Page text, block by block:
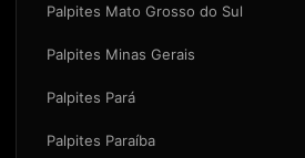
Palpites Mato Grosso do Sul
Palpites Minas Gerais
Palpites Pará
Palpites Paraíba